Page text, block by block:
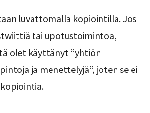
luvattomalla kopiointilla. Jos
tai upotustoimintoa,
olet käyttänyt “yhtiön
ja menettelyjä”, joten se ei